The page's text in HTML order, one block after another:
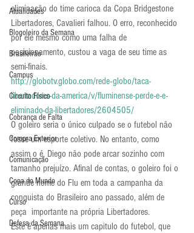
Atualidades
Blogoleiro da Semana
Brasileirão
Campus
Circuito Físico
Cobrança de Falta
Compra Exterior
Comunicação
Copa do Mundo
Curso
Defesa da Semana
eliminação do time carioca da Copa Bridgestone
Libertadores, Cavalieri falhou. O erro, reconhecido
por ele mesmo como uma falha de
posicionamento, custou a vaga de seu time as
semi-finais.
http://globotv.globo.com/rede-globo/taca-
libertadores-da-america/v/fluminense-perde-e-e-
eliminado-da-libertadores/2604505/
O goleiro seria o único culpado se o futebol não
fosse um esporte coletivo. No entanto, como
assim o é, Diego não pode arcar sozinho com
tamanho prejuízo. Afinal de contas, o goleiro foi o
grande nome do Flu em toda a campanha da
conquista do Brasileiro ano passado, além de
peça  importante na própria Libertadores.
Este é apenas mais um capitulo do futebol, que